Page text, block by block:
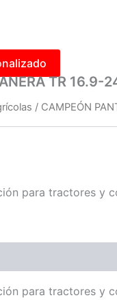
TR 16.9-
/ CAMPEÓN
para tractores y
para tractores y